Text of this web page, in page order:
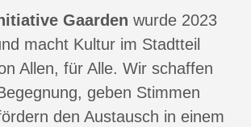
Gaarden wurde 2023
macht Kultur im Stadtteil
Allen, für Alle. Wir schaffen
geben Stimmen
den Austausch in einem